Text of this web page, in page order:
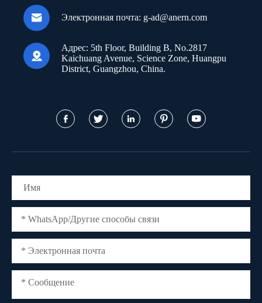
 Электронная почта: g-ad@anern.com

Адрес: 5th Floor, Building B, No.2817
Kaichuang Avenue, Science Zone, Huangpu
District, Guangzhou, China.
    